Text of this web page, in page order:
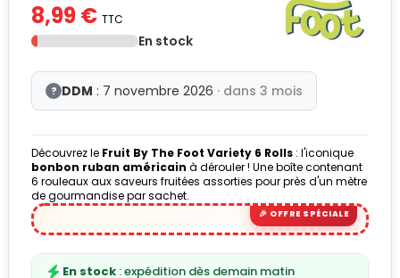
8,99 € TTC
En stock
? DDM : 7 novembre 2026 · dans 3 mois
Découvrez le Fruit By The Foot Variety 6 Rolls : l'iconique
bonbon ruban américain à dérouler ! Une boîte contenant
6 rouleaux aux saveurs fruitées assorties pour près d'un mètre
de gourmandise par sachet.
En stock : expédition dès demain matin